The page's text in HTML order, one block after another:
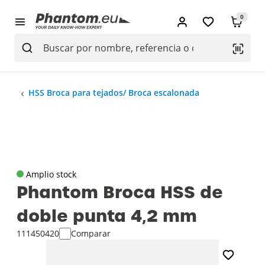
0
HSS Broca para tejados/ Broca escalonada
Amplio stock
Phantom Broca HSS de
doble punta 4‚2 mm
111450420 Comparar